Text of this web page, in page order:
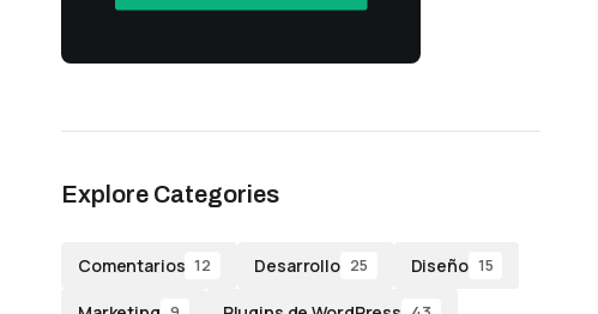
Explore Categories
Comentarios 12 Desarrollo 25 Diseño 15